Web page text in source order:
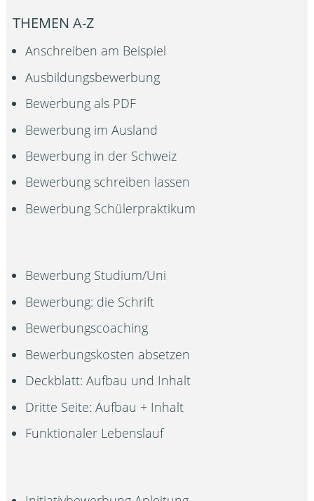
THEMEN A-Z
Anschreiben am Beispiel
Ausbildungsbewerbung
Bewerbung als PDF
Bewerbung im Ausland
Bewerbung in der Schweiz
Bewerbung schreiben lassen
Bewerbung Schülerpraktikum
Bewerbung Studium/Uni
Bewerbung: die Schrift
Bewerbungscoaching
Bewerbungskosten absetzen
Deckblatt: Aufbau und Inhalt
Dritte Seite: Aufbau + Inhalt
Funktionaler Lebenslauf